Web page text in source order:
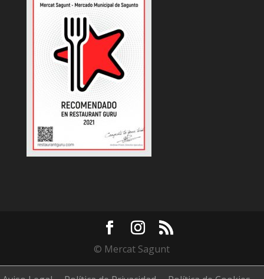
© Mercat Sagunt